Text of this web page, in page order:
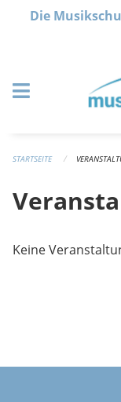
Navigation
Die
STARTSEITE
Keine